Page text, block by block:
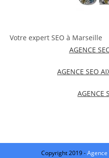
Votre expert SEO à Marseille
AGENCE
AGENCE SEO
AGENCE
Copyright 2019 -Agence